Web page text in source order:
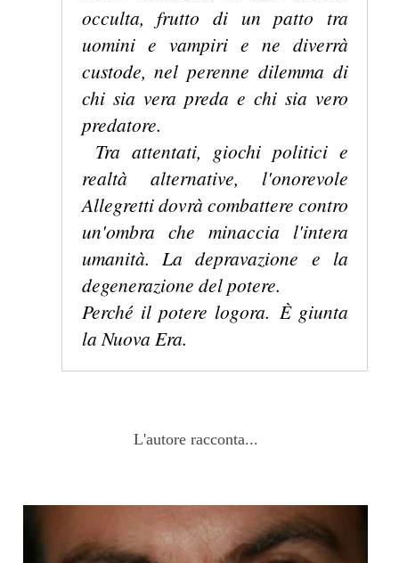
occulta, frutto di un patto tra
uomini e vampiri e ne diverrà
custode, nel perenne dilemma di
chi sia vera preda e chi sia vero
predatore.
Tra attentati, giochi politici e
realtà alternative, l'onorevole
Allegretti dovrà combattere contro
un'ombra che minaccia l'intera
umanità. La depravazione e la
degenerazione del potere.
Perché il potere logora. È giunta
la Nuova Era.
L'autore racconta...